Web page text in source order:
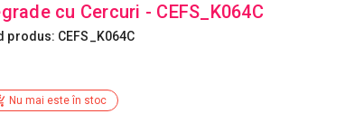
cu Cercuri - CEFS_K064C
produs: CEFS_K064C
Nu mai este în stoc